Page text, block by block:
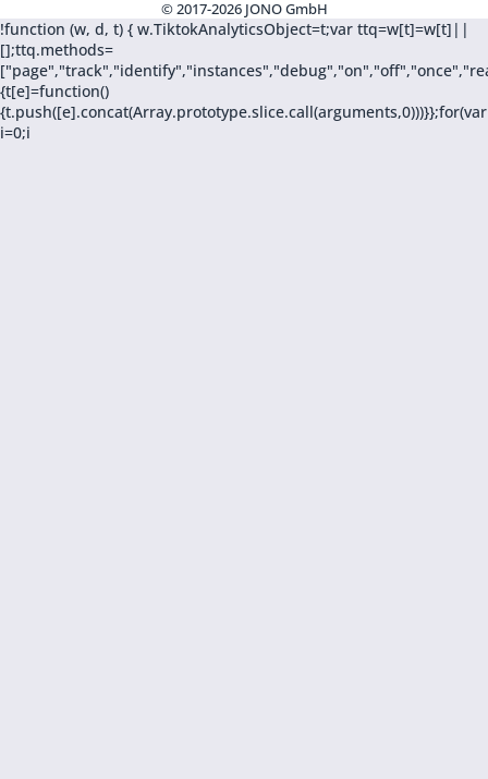
© 2017-2026 JONO GmbH
!function (w, d, t) { w.TiktokAnalyticsObject=t;var ttq=w[t]=w[t]||
[];ttq.methods=
{t[e]=function()
{t.push([e].concat(Array.prototype.slice.call(arguments,0)))}};for(var
i=0;i